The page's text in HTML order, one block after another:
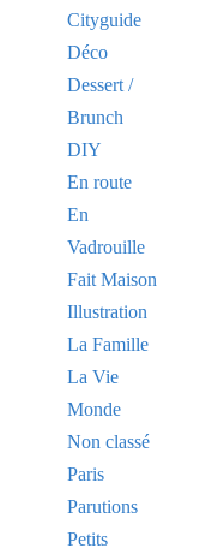
Cityguide
Déco
Dessert /
Brunch
DIY
En route
En
Vadrouille
Fait Maison
Illustration
La Famille
La Vie
Monde
Non classé
Paris
Parutions
Petits